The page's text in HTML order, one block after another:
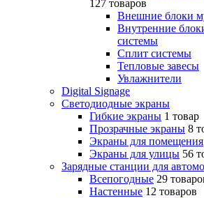
127 товаров
Внешние блоки
Внутренние
системы
Сплит системы
Тепловые завесы
Увлажнители
Digital Signage
Светодиодные экраны
Гибкие экраны 1 товар
Прозрачные экраны 8
Экраны для помещения
Экраны для улицы 56
Зарядные станции для
Всепогодные 29
Настенные 12 товаров